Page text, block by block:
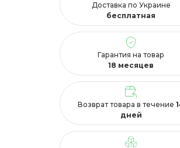
Доставка по Украине
бесплатная
Гарантия на товар
18 месяцев
Возврат товара в течение
дней